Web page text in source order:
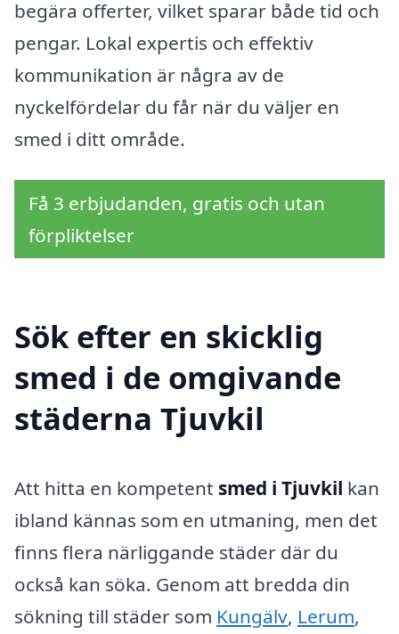
begära offerter, vilket sparar både tid och
pengar. Lokal expertis och effektiv
kommunikation är några av de
nyckelfördelar du får när du väljer en
smed i ditt område.
Få 3 erbjudanden, gratis och utan
förpliktelser
Sök efter en skicklig
smed i de omgivande
städerna Tjuvkil
Att hitta en kompetent smed i Tjuvkil kan
ibland kännas som en utmaning, men det
finns flera närliggande städer där du
också kan söka. Genom att bredda din
sökning till städer som Kungälv, Lerum,